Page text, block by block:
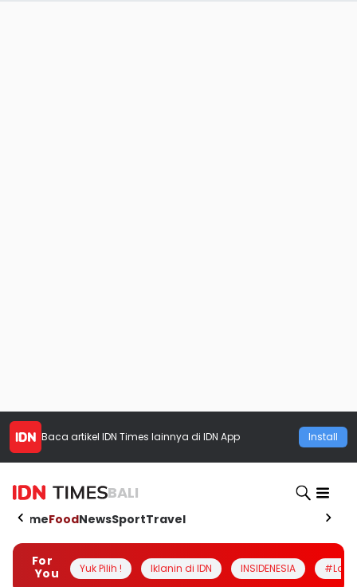
Baca artikel IDN Times lainnya di IDN App Install
BALI
HomeFoodNewsSportTravel
For
You
Yuk Pilih ! Iklanin di IDN INSIDENESIA